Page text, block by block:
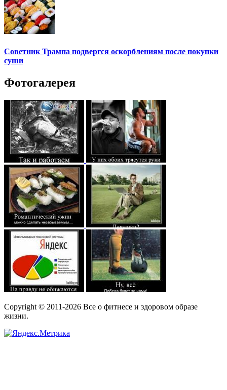
Советник Трампа подвергся оскорблениям после покупки
суши
Фотогалерея
Copyright © 2011-2026 Все о фитнесе и здоровом образе
жизни.